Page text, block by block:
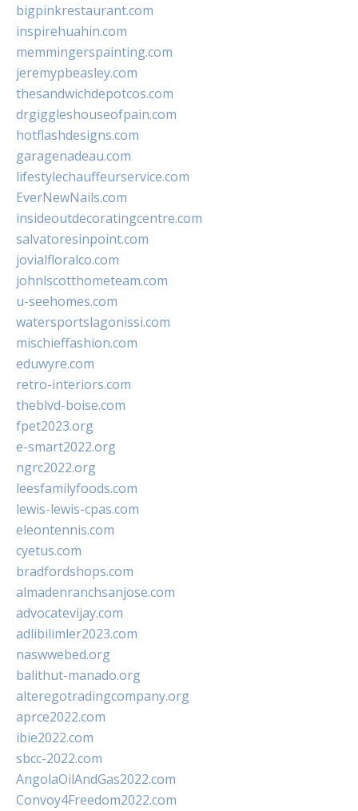
bigpinkrestaurant.com
inspirehuahin.com
memmingerspainting.com
jeremypbeasley.com
thesandwichdepotcos.com
drgiggleshouseofpain.com
hotflashdesigns.com
garagenadeau.com
lifestylechauffeurservice.com
EverNewNails.com
insideoutdecoratingcentre.com
salvatoresinpoint.com
jovialfloralco.com
johnlscotthometeam.com
u-seehomes.com
watersportslagonissi.com
mischieffashion.com
eduwyre.com
retro-interiors.com
theblvd-boise.com
fpet2023.org
e-smart2022.org
ngrc2022.org
leesfamilyfoods.com
lewis-lewis-cpas.com
eleontennis.com
cyetus.com
bradfordshops.com
almadenranchsanjose.com
advocatevijay.com
adlibilimler2023.com
naswwebed.org
balithut-manado.org
alteregotradingcompany.org
aprce2022.com
ibie2022.com
sbcc-2022.com
AngolaOilAndGas2022.com
Convoy4Freedom2022.com